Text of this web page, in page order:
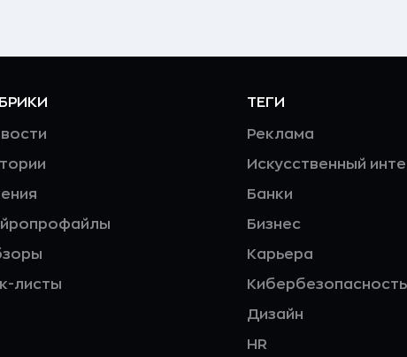
листы
ТЕГИ
Реклама
Искусственный
Банки
Бизнес
Карьера
Кибербезопасность
Дизайн
HR